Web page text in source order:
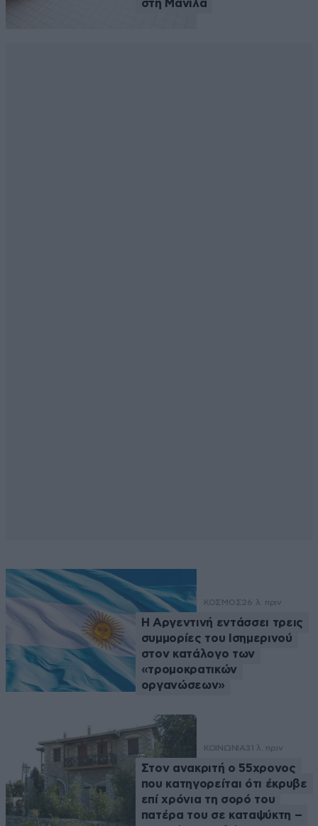
στη Μανίλα
ΚΟΣΜΟΣ26 λ. πριν
Η Αργεντινή εντάσσει τρεις
συμμορίες του Ισημερινού
στον κατάλογο των
«τρομοκρατικών
οργανώσεων»
ΚΟΙΝΩΝΙΑ31 λ. πριν
Στον ανακριτή ο 55χρονος
που κατηγορείται ότι έκρυβε
επί χρόνια τη σορό του
πατέρα του σε καταψύκτη –